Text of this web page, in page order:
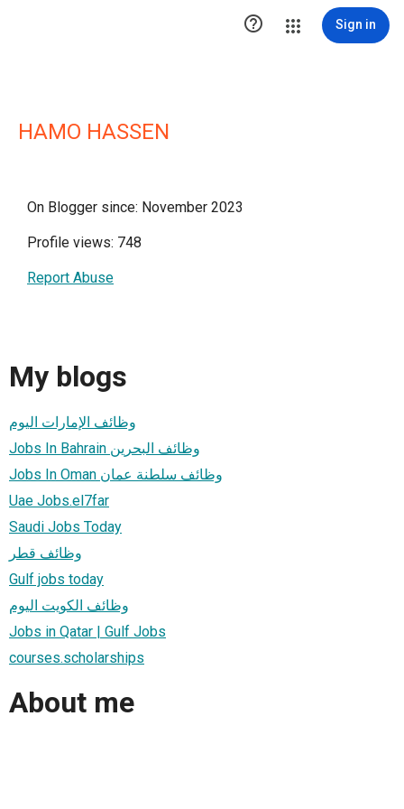
 Sign in
HAMO HASSEN
On Blogger since: November 2023
Profile views: 748
Report Abuse
My blogs
وظائف الإمارات اليوم
Jobs In Bahrain وظائف البحرين
Jobs In Oman وظائف سلطنة عمان
Uae Jobs.el7far
Saudi Jobs Today
وظائف قطر
Gulf jobs today
وظائف الكويت اليوم
Jobs in Qatar | Gulf Jobs
courses.scholarships
About me